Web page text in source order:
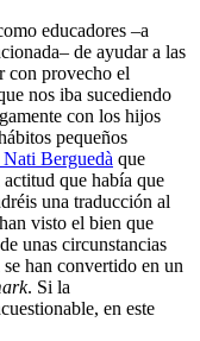
educadores –a
de ayudar a las
con provecho el
nos iba sucediendo
con los hijos
pequeños
Berguedà que
que había que
una traducción al
visto el bien que
unas circunstancias
han convertido en un
. Si la
en este